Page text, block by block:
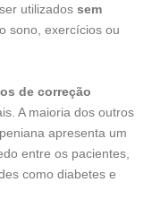
utilizados sem
sono, exercícios ou
de correção
A maioria dos outros
apresenta um
entre os pacientes,
como diabetes e